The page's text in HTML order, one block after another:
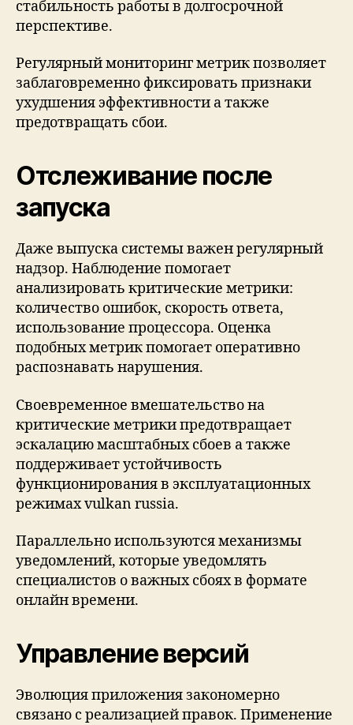
стабильность работы в долгосрочной
перспективе.
Регулярный мониторинг метрик позволяет
заблаговременно фиксировать признаки
ухудшения эффективности а также
предотвращать сбои.
Отслеживание после
запуска
Даже выпуска системы важен регулярный
надзор. Наблюдение помогает
анализировать критические метрики:
количество ошибок, скорость ответа,
использование процессора. Оценка
подобных метрик помогает оперативно
распознавать нарушения.
Своевременное вмешательство на
критические метрики предотвращает
эскалацию масштабных сбоев а также
поддерживает устойчивость
функционирования в эксплуатационных
режимах vulkan russia.
Параллельно используются механизмы
уведомлений, которые уведомлять
специалистов о важных сбоях в формате
онлайн времени.
Управление версий
Эволюция приложения закономерно
связано с реализацией правок. Применение